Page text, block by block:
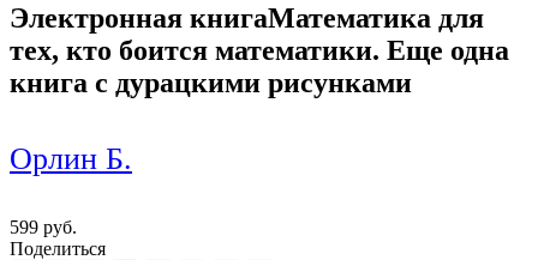
Электронная книгаМатематика для
тех, кто боится математики. Еще одна
книга с дурацкими рисунками
Орлин Б.
599 руб.
Поделиться